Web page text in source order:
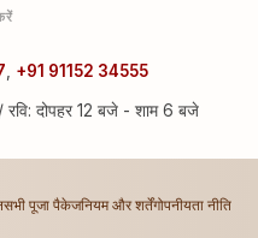
+91 91152 34555
दोपहर 12 बजे - शाम 6 बजे
सभी पूजा पैकेजनियम और शर्तेंगोपनीयता नीति